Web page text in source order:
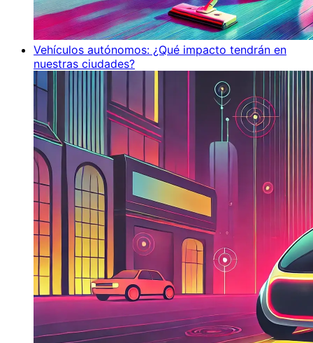
Vehículos autónomos: ¿Qué impacto tendrán en
nuestras ciudades?